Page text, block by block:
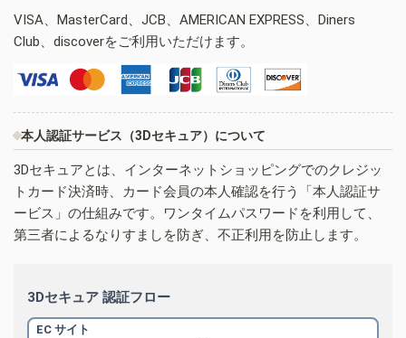
VISA、MasterCard、JCB、AMERICAN EXPRESS、Diners
Club、discoverをご利用いただけます。
本人認証サービス（3Dセキュア）について
3Dセキュアとは、インターネットショッピングでのクレジッ
トカード決済時、カード会員の本人確認を行う「本人認証サ
ービス」の仕組みです。ワンタイムパスワードを利用して、
第三者によるなりすましを防ぎ、不正利用を防止します。
3Dセキュア 認証フロー
EC サイト